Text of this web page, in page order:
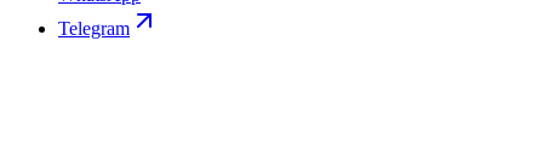
Telegram